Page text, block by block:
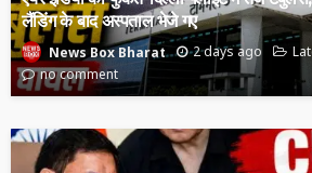
लैंडिंग के बाद अस्पताल भेजे गए
News Box Bharat 2 days ago
no comment